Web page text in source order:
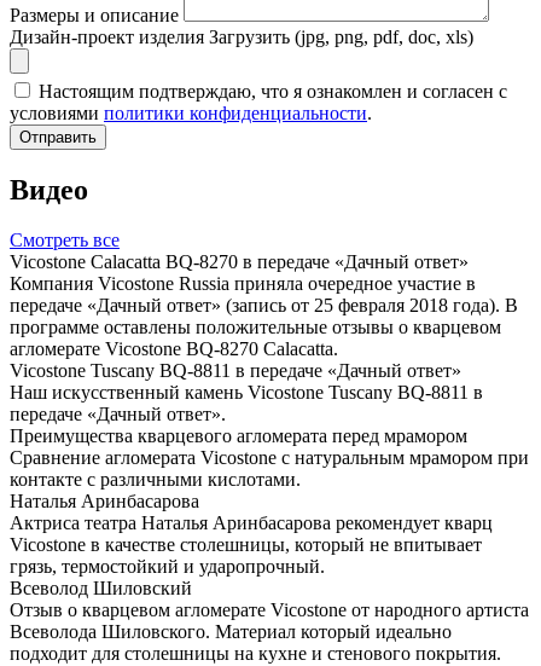
Размеры и описание
Дизайн-проект изделия Загрузить (jpg, png, pdf, doc, xls)
Настоящим подтверждаю, что я ознакомлен и согласен с
условиями политики конфиденциальности.
Отправить
Видео
Смотреть все
Vicostone Calacatta BQ-8270 в передаче «Дачный ответ»
Компания Vicostone Russia приняла очередное участие в
передаче «Дачный ответ» (запись от 25 февраля 2018 года). В
программе оставлены положительные отзывы о кварцевом
агломерате Vicostone BQ-8270 Calacatta.
Vicostone Tuscany BQ-8811 в передаче «Дачный ответ»
Наш искусственный камень Vicostone Tuscany BQ-8811 в
передаче «Дачный ответ».
Преимущества кварцевого агломерата перед мрамором
Сравнение агломерата Vicostone с натуральным мрамором при
контакте с различными кислотами.
Наталья Аринбасарова
Актриса театра Наталья Аринбасарова рекомендует кварц
Vicostone в качестве столешницы, который не впитывает
грязь, термостойкий и ударопрочный.
Всеволод Шиловский
Отзыв о кварцевом агломерате Vicostone от народного артиста
Всеволода Шиловского. Материал который идеально
подходит для столешницы на кухне и стенового покрытия.